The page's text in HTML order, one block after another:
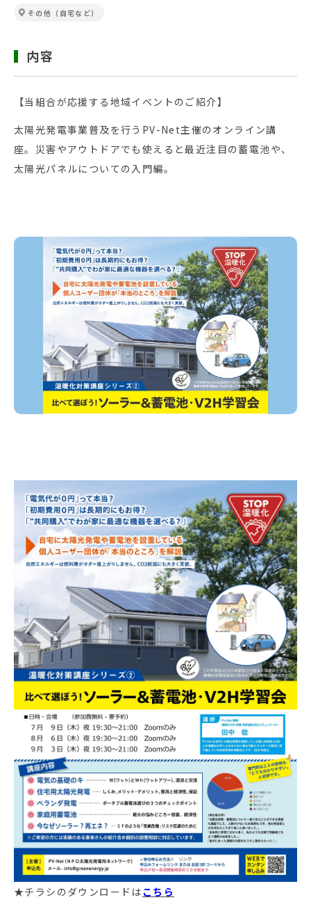
その他（自宅など）
内容
【当組合が応援する地域イベントのご紹介】
太陽光発電事業普及を行うPV-Net主催のオンライン講
座。災害やアウトドアでも使えると最近注目の蓄電池や、
太陽光パネルについての入門編。
★チラシのダウンロードは こちら